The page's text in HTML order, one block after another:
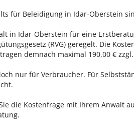
für Beleidigung in Idar-Oberstein
in Idar-Oberstein für eine
(RVG) geregelt. Die
demnach maximal 190,00 €
nur für Verbraucher. Für
die Kostenfrage mit Ihrem Anwalt